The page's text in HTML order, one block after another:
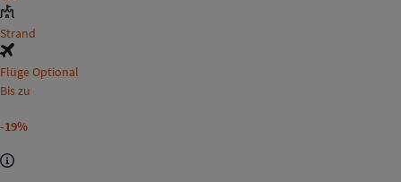
Strand
Flüge Optional
Bis zu
-19%